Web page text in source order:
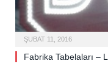
ŞUBAT 11, 2016
Fabrika Tabelaları –